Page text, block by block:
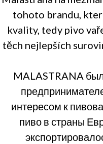
tohoto brandu,
kvality, tedy pivo
těch nejlepších
MALASTRANA
интересом к
пиво в страны